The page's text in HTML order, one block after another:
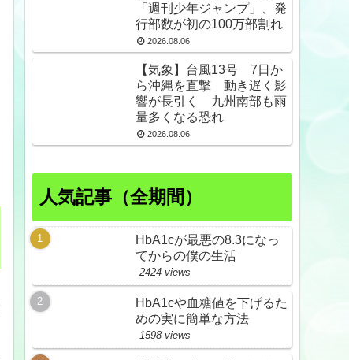
「週刊少年ジャンプ」、発
行部数が初の100万部割れ
2026.08.06
【気象】台風13号 7日か
ら沖縄を直撃 動き遅く影
響が長引く 九州南部も雨
量多くなる恐れ
2026.08.06
人気記事（全期間）
HbA1cが最悪の8.3になっ
てからの僕の生活
2424 views
HbA1cや血糖値を下げるた
めの実に簡単な方法
1598 views